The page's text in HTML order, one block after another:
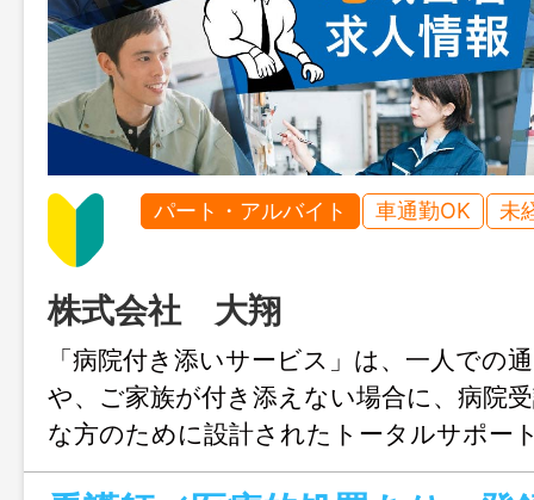
パート・アルバイト 車通勤OK 未
株式会社 大翔
「病院付き添いサービス」は、一人での
や、ご家族が付き添えない場合に、病院
な方のために設計されたトータルサポー
す。 病院での診察付き添い、薬の受け